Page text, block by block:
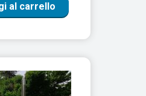
al carrello